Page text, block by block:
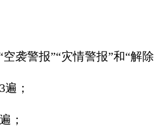
警报”“灾情警报”和“解除
；
；